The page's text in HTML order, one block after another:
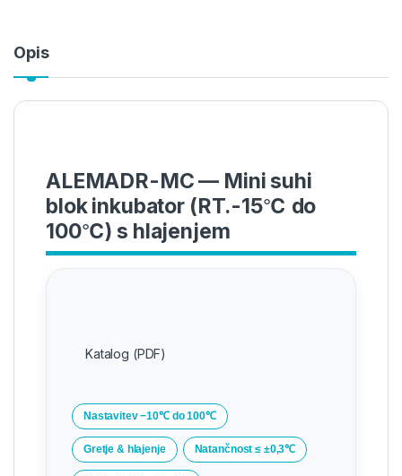
Opis
ALEMADR-MC — Mini suhi
blok inkubator (RT.-15℃ do
100℃) s hlajenjem
Katalog (PDF)
Nastavitev −10℃ do 100℃
Gretje & hlajenje Natančnost ≤ ±0,3℃